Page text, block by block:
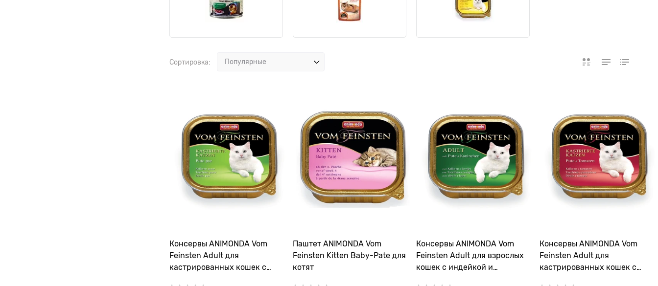
Сортировка:
Консервы ANIMONDA Vom
Feinsten Adult для
кастрированных кошек с
Паштет ANIMONDA Vom
Feinsten Kitten Baby-Pate для
котят
Консервы ANIMONDA Vom
Feinsten Adult для взрослых
кошек с индейкой и
Консервы ANIMONDA Vom
Feinsten Adult для
кастрированных кошек с